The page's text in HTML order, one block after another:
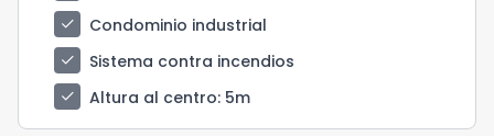
check
Condominio industrial
check
Sistema contra incendios
check
Altura al centro: 5m